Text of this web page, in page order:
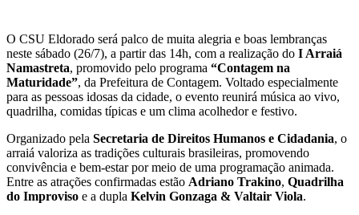
O CSU Eldorado será palco de muita alegria e boas lembranças
neste sábado (26/7), a partir das 14h, com a realização do I Arraiá
Namastreta, promovido pelo programa “Contagem na
Maturidade”, da Prefeitura de Contagem. Voltado especialmente
para as pessoas idosas da cidade, o evento reunirá música ao vivo,
quadrilha, comidas típicas e um clima acolhedor e festivo.
Organizado pela Secretaria de Direitos Humanos e Cidadania, o
arraiá valoriza as tradições culturais brasileiras, promovendo
convivência e bem-estar por meio de uma programação animada.
Entre as atrações confirmadas estão Adriano Trakino, Quadrilha
do Improviso e a dupla Kelvin Gonzaga & Valtair Viola.